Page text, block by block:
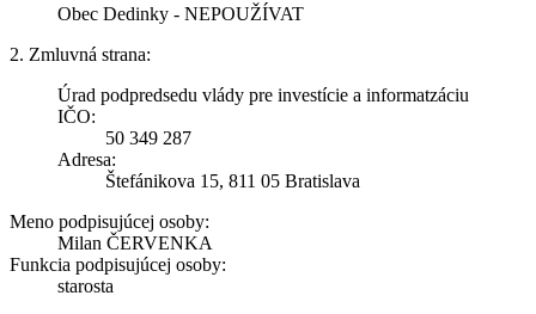
Obec Dedinky - NEPOUŽÍVAT
2. Zmluvná strana:
Úrad podpredsedu vlády pre investície a informatzáciu
IČO:
50 349 287
Adresa:
Štefánikova 15, 811 05 Bratislava
Meno podpisujúcej osoby:
Milan ČERVENKA
Funkcia podpisujúcej osoby:
starosta